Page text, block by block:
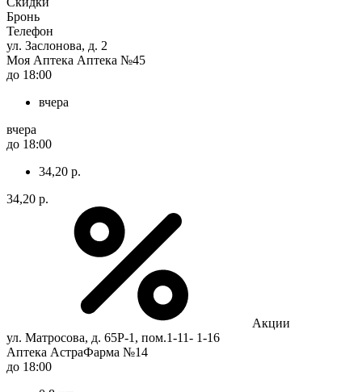
Бронь
Телефон
ул. Заслонова, д. 2
Моя Аптека Аптека №45
до 18:00
вчера
вчера
до 18:00
34,20 р.
34,20 р.
Акции
ул. Матросова, д. 65Р-1, пом.1-11- 1-16
Аптека АстраФарма №14
до 18:00